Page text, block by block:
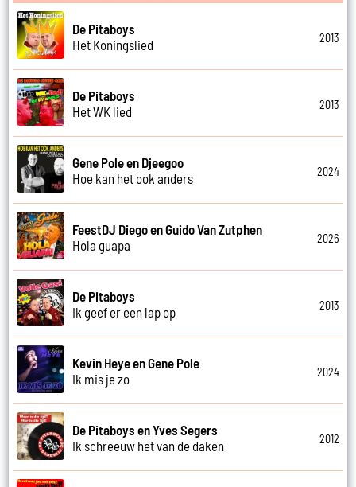
De Pitaboys
Het Koningslied
2013
De Pitaboys
Het WK lied
2013
Gene Pole en Djeegoo
Hoe kan het ook anders
2024
FeestDJ Diego en Guido Van Zutphen
Hola guapa
2026
De Pitaboys
Ik geef er een lap op
2013
Kevin Heye en Gene Pole
Ik mis je zo
2024
De Pitaboys en Yves Segers
Ik schreeuw het van de daken
2012